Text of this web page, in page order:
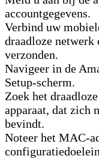
accountgegevens.
Verbind uw
draadloze netwerk
verzonden.
Navigeer in de
Setup-scherm.
Zoek het
apparaat, dat zich
bevindt.
Noteer het MAC-